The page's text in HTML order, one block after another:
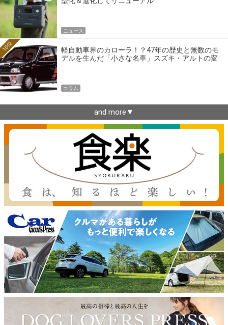
ニュース
軽自動車界のカローラ！？47年の歴史と無数のモ
デルを生んだ「小さな名車」スズキ・アルトの変
10位
コラム
and more▼